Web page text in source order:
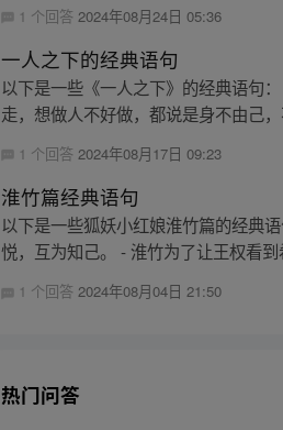
1 个回答 2024年08月24日 05:36
一人之下的经典语句
以下是一些《一人之下》的经典语句
走，想做人不好做，都说是身不由己
1 个回答2024年08月17日 09:23
淮竹篇经典语句
以下是一些狐妖小红娘淮竹篇的经典
悦，互为知己。 - 淮竹为了让王权看
1 个回答2024年08月04日 21:50
热门问答